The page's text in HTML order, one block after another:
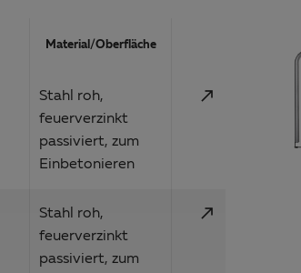
Material/Oberfläche
Stahl roh,
feuerverzinkt
passiviert, zum
Einbetonieren
call_made
Stahl roh,
feuerverzinkt
passiviert, zum
call_made